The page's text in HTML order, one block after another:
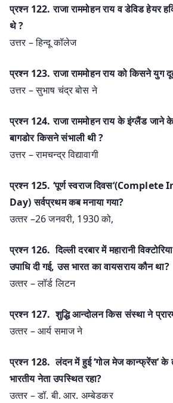
प्रश्‍न 122. राजा राममोहन राय व डेविड
थे ?
उत्तर – हिन्दू कॉलेज
प्रश्‍न 123. राजा राममोहन राय को किसने युग
उत्तर – सुभाष चंद्र बोस ने
प्रश्‍न 124. राजा राममोहन राय के इंग्लैंड जाने
बागडोर किसने संभाली थी ?
उत्तर – रामचन्द्र विद्यावागी
प्रश्‍न 125. ‘पूर्ण स्‍वराज
Day) सर्वप्रथम कब मनाया गया?
उत्‍तर –26 जनवरी, 1930 को,
प्रश्‍न 126. दिल्‍ली दरबार में महारानी
उपाधि दी गई, उस भारत का वायसराय कौन था?
उत्‍तर – लॉर्ड लिटन
प्रश्‍न 127. शुद्धि आन्‍दोलन किस संस्‍था ने
उत्‍तर – आर्य समाज ने
प्रश्‍न 128. लंदन में हुई ‘गोल मेज कान्‍फ्रेंस’ के
भारतीय नेता उपस्थित रहा?
उत्‍तर – डॉ. बी. आर. अम्‍बेडकर